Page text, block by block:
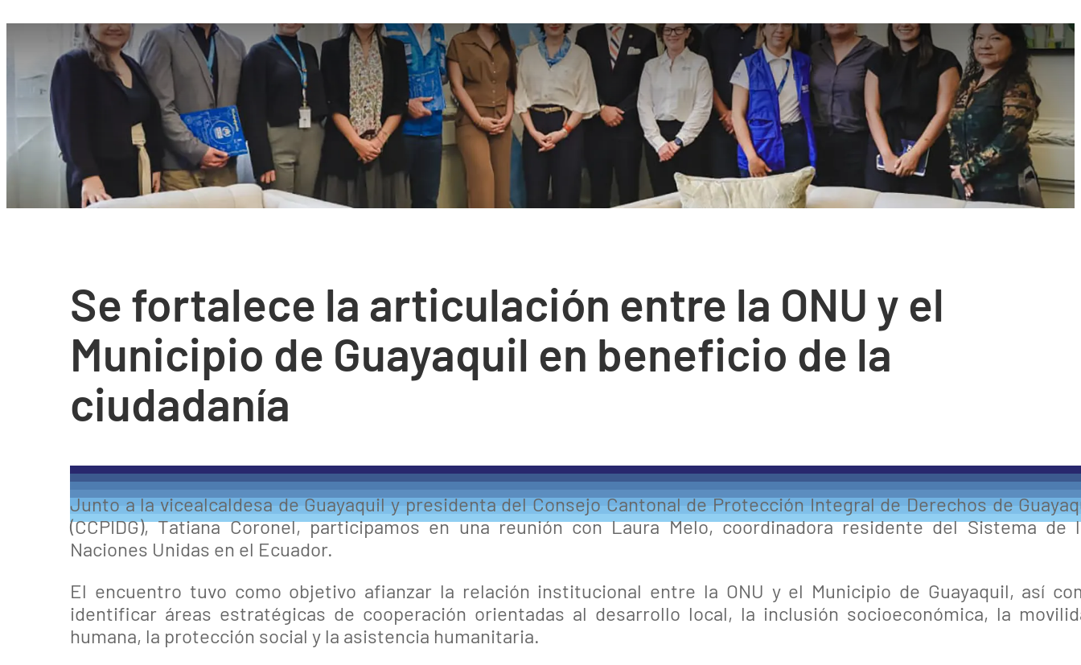
Se fortalece la articulación entre la ONU y el
Municipio de Guayaquil en beneficio de la
ciudadanía
Junto a la vicealcaldesa de Guayaquil y presidenta del Consejo Cantonal de Protección Integral de Derechos de
(CCPIDG), Tatiana Coronel, participamos en una reunión con Laura Melo, coordinadora residente del Sistema de
Naciones Unidas en el Ecuador.
El encuentro tuvo como objetivo afianzar la relación institucional entre la ONU y el Municipio de Guayaquil, así
identificar áreas estratégicas de cooperación orientadas al desarrollo local, la inclusión socioeconómica, la
humana, la protección social y la asistencia humanitaria.